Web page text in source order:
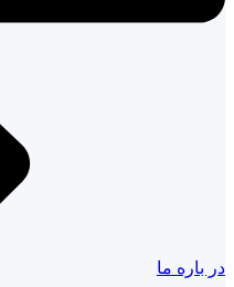
در باره ما